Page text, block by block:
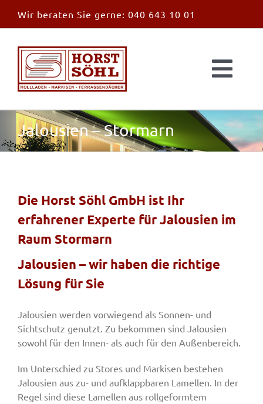
Inhalt
Wir beraten Sie gerne: 040 643 10 01
News
Überdachungen
Außen & Innen
Tore
Smart Home
Jalousien – Stormarn
Die Horst Söhl GmbH ist Ihr
erfahrener Experte für Jalousien im
Raum Stormarn
Jalousien – wir haben die richtige
Lösung für Sie
Jalousien werden vorwiegend als Sonnen- und
Sichtschutz genutzt. Zu bekommen sind Jalousien
sowohl für den Innen- als auch für den Außenbereich.
Im Unterschied zu Stores und Markisen bestehen
Jalousien aus zu- und aufklappbaren Lamellen. In der
Regel sind diese Lamellen aus rollgeformtem